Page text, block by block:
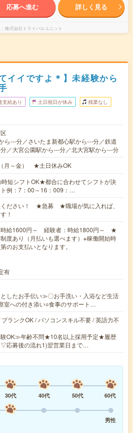
応募へ進む 詳しく見る
株式会社トライバルユニット
イイですよ＊】未経験から
支給あり 土日祝日が休み 残業なし
ら---分／さいたま新都心駅から---分／鉄道
／大宮公園駅から---分／北大宮駅から---分
月～金） ★土日休みOK
短シフトOK★都合に合わせてシフトが決
例：7：00～16：009：…
ください！ ★急募 ★職場が気に入れば、
！
時給1600円～ 経験者：時給1800円～ ★
度あり（月払いも選べます）※稼働開始時
のお支払いとなります。
有
したお手伝い≫〇お手洗い・入浴など生活
室への付き添い○食事のサポート…
ランクOK / パソコンスキル不要 / 英語力不
OK≫年齢不問★10名以上採用予定★履歴
応募後の流れ1)翌営業日まで…
30代 40代 50代
60代
男性